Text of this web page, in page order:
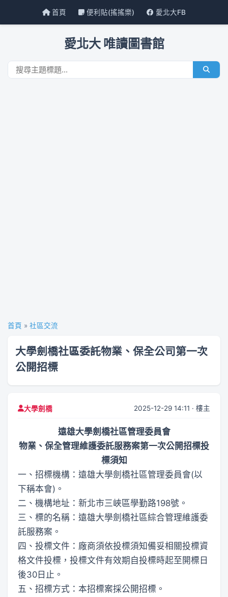
首頁 便利貼(搖搖樂) 愛北大FB
愛北大 唯讀圖書館
首頁 » 社區交流
大學劍橋社區委託物業、保全公司第一次
公開招標
大學劍橋 2025-12-29 14:11 · 樓主
遠雄大學劍橋社區管理委員會
物業、保全管理維護委託服務案第一次公開招標投
標須知
一、招標機構：遠雄大學劍橋社區管理委員會(以
下稱本會)。
二、機構地址：新北市三峽區學勤路198號。
三、標的名稱：遠雄大學劍橋社區綜合管理維護委
託服務案。
四、投標文件：廠商須依投標須知備妥相關投標資
格文件投標，投標文件有效期自投標時起至開標日
後30日止。
五、招標方式：本招標案採公開招標。